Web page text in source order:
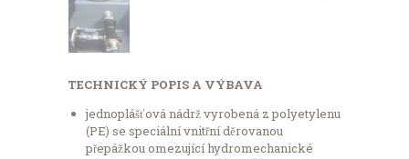
TECHNICKÝ POPIS A VÝBAVA
jednoplášťová nádrž vyrobená z polyetylenu
(PE) se speciální vnitřní děrovanou
přepážkou omezující hydromechanické